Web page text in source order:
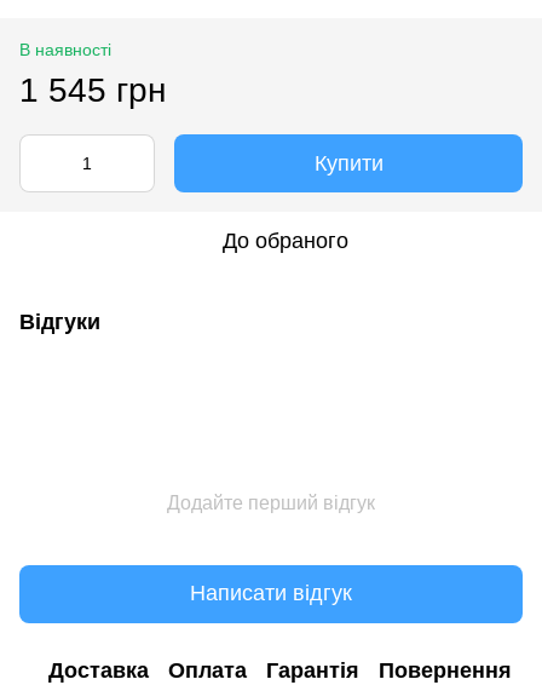
В наявності
1 545 грн
Купити
До обраного
Відгуки
Додайте перший відгук
Написати відгук
Доставка Оплата Гарантія Повернення